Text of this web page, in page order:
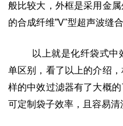
般比较大，外框是采用金
的合成纤维”V"型超声波缝合
以上就是化纤袋式
单区别，看了以上的介绍
样的中效过滤器有了大概
可定制袋子效率，且容易清